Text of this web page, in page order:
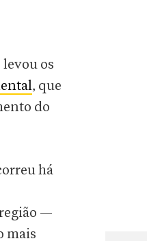
os
, que
do
há
—
mais